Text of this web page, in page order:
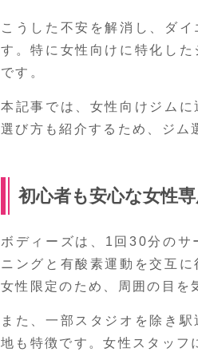
こうした不安を解消し、ダ
す。特に女性向けに特化し
です。
本記事では、女性向けジム
選び方も紹介するため、ジム
初心者も安心な女性
ボディーズは、1回30分のサ
ニングと有酸素運動を交互
女性限定のため、周囲の目を
また、一部スタジオを除き
地も特徴です。女性スタッフ